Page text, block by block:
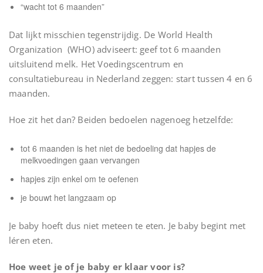
“wacht tot 6 maanden”
Dat lijkt misschien tegenstrijdig. De World Health
Organization (WHO) adviseert: geef tot 6 maanden
uitsluitend melk. Het Voedingscentrum en
consultatiebureau in Nederland zeggen: start tussen 4 en 6
maanden.
Hoe zit het dan? Beiden bedoelen nagenoeg hetzelfde:
tot 6 maanden is het niet de bedoeling dat hapjes de
melkvoedingen gaan vervangen
hapjes zijn enkel om te oefenen
je bouwt het langzaam op
Je baby hoeft dus niet meteen te eten. Je baby begint met
léren eten.
Hoe weet je of je baby er klaar voor is?